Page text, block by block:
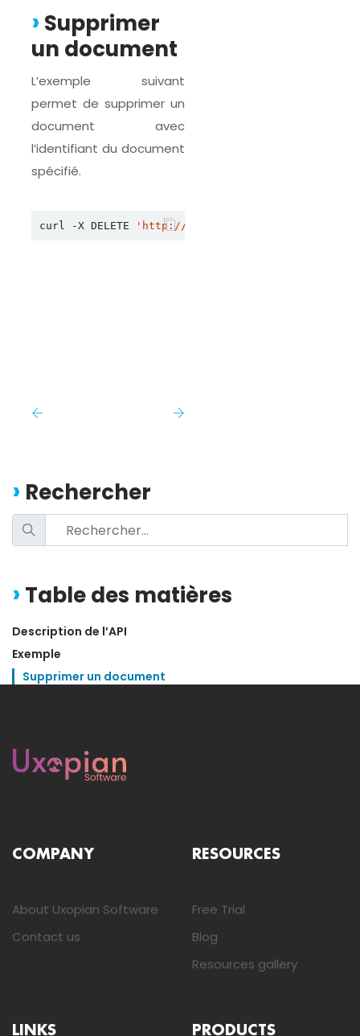
Supprimer
un document
L’exemple suivant
permet de supprimer un
document avec
l’identifiant du document
spécifié.
curl -X DELETE 'http://localhost:8761/documents/
Rechercher
Table des matières
Description de l’API
Exemple
Supprimer un document
COMPANY
About Uxopian Software
Contact us
RESOURCES
Free Trial
Blog
Resources gallery
LINKS PRODUCTS